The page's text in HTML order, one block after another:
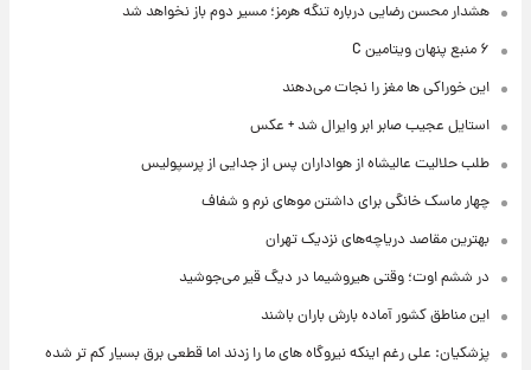
هشدار محسن رضایی درباره تنگه هرمز؛ مسیر دوم باز نخواهد شد
۶ منبع پنهان ویتامین C
این خوراکی ها مغز را نجات می‌دهند
استایل عجیب صابر ابر وایرال شد + عکس
طلب حلالیت عالیشاه از هواداران پس از جدایی از پرسپولیس
چهار ماسک خانگی برای داشتن موهای نرم و شفاف
بهترین مقاصد دریاچه‌های نزدیک تهران
در ششم اوت؛ وقتی هیروشیما در دیگ قیر می‌جوشید
این مناطق کشور آماده بارش باران باشند
پزشکیان: علی رغم اینکه نیروگاه های ما را زدند اما قطعی برق بسیار کم تر شده